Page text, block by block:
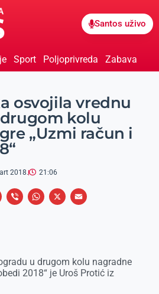
Santos uživo
Sport Poljoprivreda Zabava
osvojila vrednu
kolu
„Uzmi račun i
2018. 21:06
L
e
d
V
r
W
s
A
X
E
l
u drugom kolu nagradne
2018“ je Uroš Protić iz